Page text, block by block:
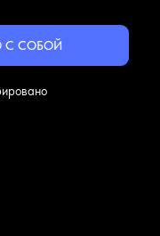
С СОБОЙ